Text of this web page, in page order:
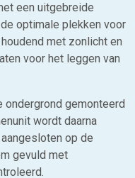
een uitgebreide
optimale plekken voor
met zonlicht en
voor het leggen van
ondergrond gemonteerd
wordt daarna
op de
gevuld met